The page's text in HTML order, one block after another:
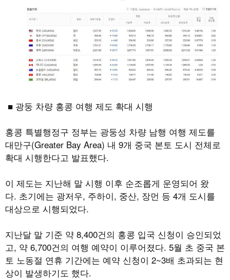
■ 광둥 차량 홍콩 여행 제도 확대 시행
홍콩 특별행정구 정부는 광둥성 차량 남행 여행 제도를
대만구(Greater Bay Area) 내 9개 중국 본토 도시 전체로
확대 시행한다고 발표했다.
이 제도는 지난해 말 시행 이후 순조롭게 운영되어 왔
다. 초기에는 광저우, 주하이, 중산, 장먼 등 4개 도시를
대상으로 시행되었다.
지난달 말 기준 약 8,400건의 홍콩 입국 신청이 승인되었
고, 약 6,700건의 여행 예약이 이루어졌다. 5월 초 중국 본
토 노동절 연휴 기간에는 예약 신청이 2~3배 초과되는 현
상이 발생하기도 했다.